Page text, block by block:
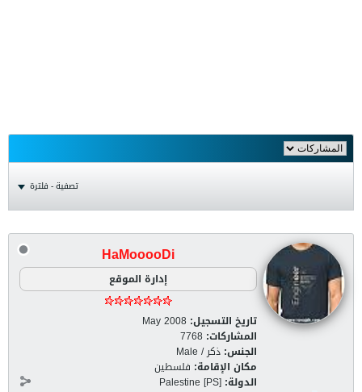
تصفية - فلترة
HaMooooDi
إدارة الموقع
تاريخ التسجيل: May 2008
المشاركات: 7768
الجنس: ذكر / Male
مكان الإقامة: فلسطين
الدولة: Palestine [PS]